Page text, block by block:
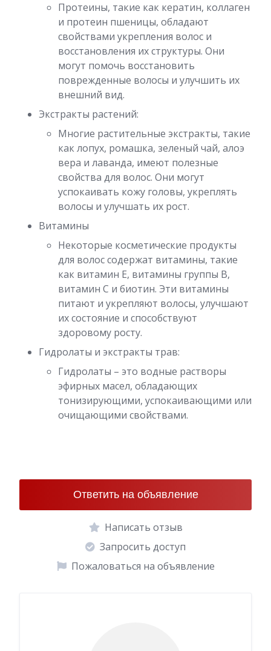
Протеины, такие как кератин, коллаген
и протеин пшеницы, обладают
свойствами укрепления волос и
восстановления их структуры. Они
могут помочь восстановить
поврежденные волосы и улучшить их
внешний вид.
Экстракты растений:
Многие растительные экстракты, такие
как лопух, ромашка, зеленый чай, алоэ
вера и лаванда, имеют полезные
свойства для волос. Они могут
успокаивать кожу головы, укреплять
волосы и улучшать их рост.
Витамины
Некоторые косметические продукты
для волос содержат витамины, такие
как витамин Е, витамины группы В,
витамин С и биотин. Эти витамины
питают и укрепляют волосы, улучшают
их состояние и способствуют
здоровому росту.
Гидролаты и экстракты трав:
Гидролаты – это водные растворы
эфирных масел, обладающих
тонизирующими, успокаивающими или
очищающими свойствами.
Ответить на объявление
Написать отзыв
Запросить доступ
Пожаловаться на объявление